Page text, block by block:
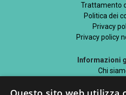
Trattamento
Politica dei
Privacy
Privacy policy
Informazioni
Chi
Blog